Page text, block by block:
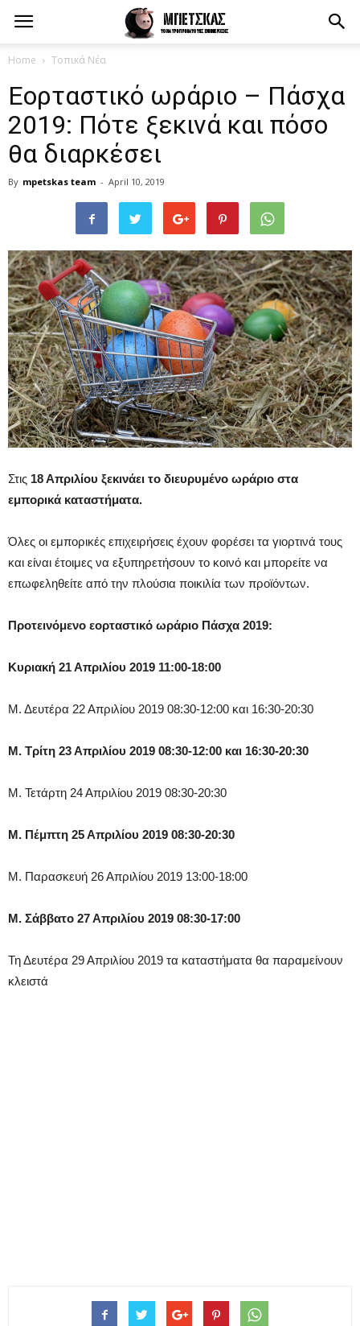
Home Τοπικά Νέα
Εορταστικό ωράριο – Πάσχα
2019: Πότε ξεκινά και πόσο
θα διαρκέσει
By mpetskas team - April 10, 2019
Στις 18 Απριλίου ξεκινάει το διευρυμένο ωράριο στα
εμπορικά καταστήματα.
Όλες οι εμπορικές επιχειρήσεις έχουν φορέσει τα γιορτινά τους
και είναι έτοιμες να εξυπηρετήσουν το κοινό και μπορείτε να
επωφεληθείτε από την πλούσια ποικιλία των προϊόντων.
Προτεινόμενο εορταστικό ωράριο Πάσχα 2019:
Κυριακή 21 Απριλίου 2019 11:00-18:00
Μ. Δευτέρα 22 Απριλίου 2019 08:30-12:00 και 16:30-20:30
Μ. Τρίτη 23 Απριλίου 2019 08:30-12:00 και 16:30-20:30
Μ. Τετάρτη 24 Απριλίου 2019 08:30-20:30
Μ. Πέμπτη 25 Απριλίου 2019 08:30-20:30
Μ. Παρασκευή 26 Απριλίου 2019 13:00-18:00
Μ. Σάββατο 27 Απριλίου 2019 08:30-17:00
Τη Δευτέρα 29 Απριλίου 2019 τα καταστήματα θα παραμείνουν
κλειστά